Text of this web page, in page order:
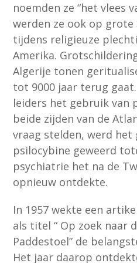
noemden ze “het vlees
werden ze ook op
tijdens religieuze
Amerika.
Algerije tonen
tot 9000 jaar terug
leiders het gebruik van
beide zijden van de
vraag stelden, werd het
psilocybine geweerd
psychiatrie het na de
opnieuw ontdekte.
In 1957 wekte een
als titel “ Op zoek naar
Paddestoel” de
Het jaar daarop